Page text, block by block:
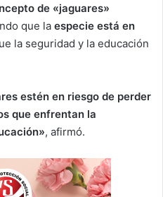
de «jaguares»
que la especie está en
la seguridad y la educación
estén en riesgo de perder
que enfrentan la
, afirmó.